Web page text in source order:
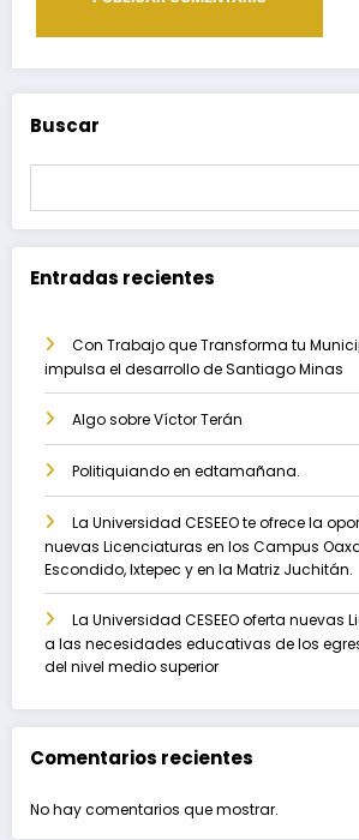
Buscar
Entradas recientes
Con Trabajo que Transforma tu
impulsa el desarrollo de Santiago Minas
Algo sobre Víctor Terán
Politiquiando en edtamañana.
La Universidad CESEEO te ofrece la
nuevas Licenciaturas en los Campus
Escondido, Ixtepec y en la Matriz Juchitán.
La Universidad CESEEO oferta
a las necesidades educativas de los
del nivel medio superior
Comentarios recientes
No hay comentarios que mostrar.